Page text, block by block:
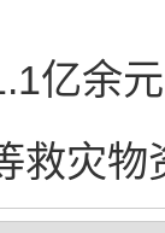
余元
救灾